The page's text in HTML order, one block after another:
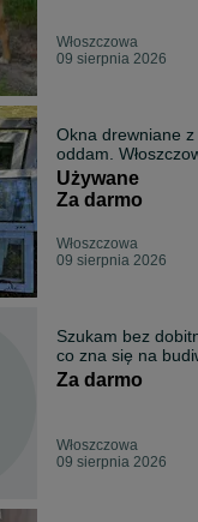
Włoszczowa
09 sierpnia 2026
Okna drewniane
oddam.
Używane
Za darmo
Włoszczowa
09 sierpnia 2026
Szukam bez
co zna się na
Za darmo
Włoszczowa
09 sierpnia 2026